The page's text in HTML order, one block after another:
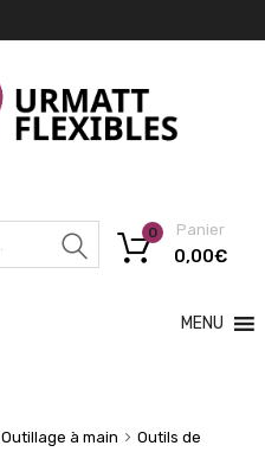
Recherche
Panier
0,00€
0
MENU
Outillage à main
Outils de